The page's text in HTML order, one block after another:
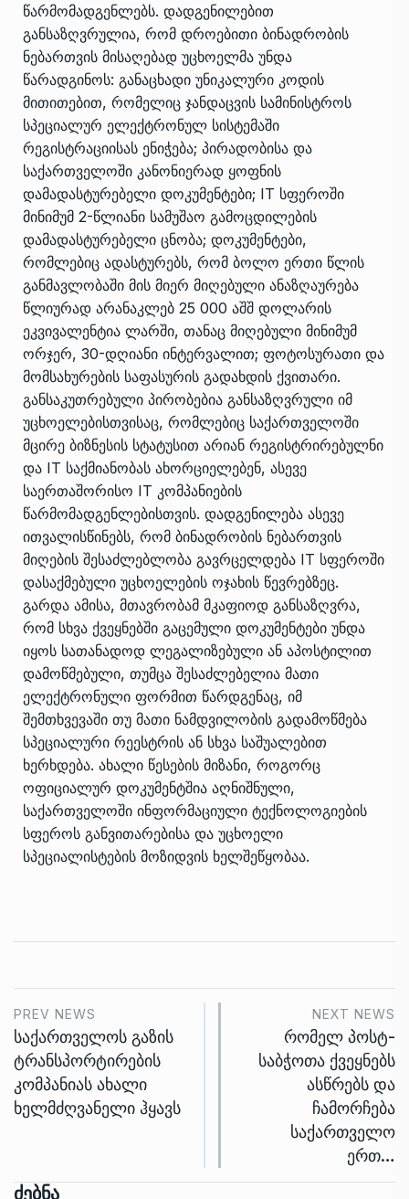
წარმომადგენლებს. დადგენილებით
განსაზღვრულია, რომ დროებითი ბინადრობის
ნებართვის მისაღებად უცხოელმა უნდა
წარადგინოს: განაცხადი უნიკალური კოდის
მითითებით, რომელიც ჯანდაცვის სამინისტროს
სპეციალურ ელექტრონულ სისტემაში
რეგისტრაციისას ენიჭება; პირადობისა და
საქართველოში კანონიერად ყოფნის
დამადასტურებელი დოკუმენტები; IT სფეროში
მინიმუმ 2-წლიანი სამუშაო გამოცდილების
დამადასტურებელი ცნობა; დოკუმენტები,
რომლებიც ადასტურებს, რომ ბოლო ერთი წლის
განმავლობაში მის მიერ მიღებული ანაზღაურება
წლიურად არანაკლებ 25 000 აშშ დოლარის
ეკვივალენტია ლარში, თანაც მიღებული მინიმუმ
ორჯერ, 30-დღიანი ინტერვალით; ფოტოსურათი და
მომსახურების საფასურის გადახდის ქვითარი.
განსაკუთრებული პირობებია განსაზღვრული იმ
უცხოელებისთვისაც, რომლებიც საქართველოში
მცირე ბიზნესის სტატუსით არიან რეგისტრირებულნი
და IT საქმიანობას ახორციელებენ, ასევე
საერთაშორისო IT კომპანიების
წარმომადგენლებისთვის. დადგენილება ასევე
ითვალისწინებს, რომ ბინადრობის ნებართვის
მიღების შესაძლებლობა გავრცელდება IT სფეროში
დასაქმებული უცხოელების ოჯახის წევრებზეც.
გარდა ამისა, მთავრობამ მკაფიოდ განსაზღვრა,
რომ სხვა ქვეყნებში გაცემული დოკუმენტები უნდა
იყოს სათანადოდ ლეგალიზებული ან აპოსტილით
დამოწმებული, თუმცა შესაძლებელია მათი
ელექტრონული ფორმით წარდგენაც, იმ
შემთხვევაში თუ მათი ნამდვილობის გადამოწმება
სპეციალური რეესტრის ან სხვა საშუალებით
ხერხდება. ახალი წესების მიზანი, როგორც
ოფიციალურ დოკუმენტშია აღნიშნული,
საქართველოში ინფორმაციული ტექნოლოგიების
სფეროს განვითარებისა და უცხოელი
სპეციალისტების მოზიდვის ხელშეწყობაა.
PREV NEWS
საქართველოს გაზის
ტრანსპორტირების
კომპანიას ახალი
ხელმძღვანელი ჰყავს
NEXT NEWS
რომელ პოსტ-
საბჭოთა ქვეყნებს
ასწრებს და
ჩამორჩება
საქართველო
ერთ…
Ძებნა